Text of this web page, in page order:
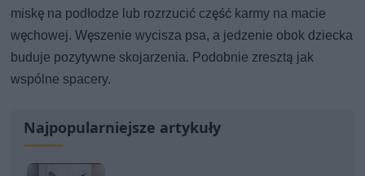
miskę na podłodze lub rozrzucić część karmy na macie
węchowej. Węszenie wycisza psa, a jedzenie obok dziecka
buduje pozytywne skojarzenia. Podobnie zresztą jak
wspólne spacery.
Najpopularniejsze artykuły